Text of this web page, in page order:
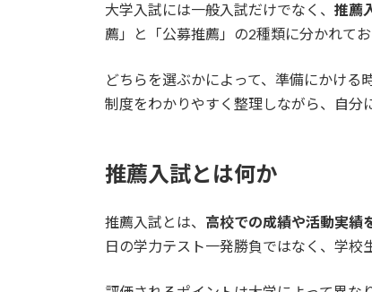
大学入試には一般入試だけでなく、 推薦
薦」と「公募推薦」の2種類に分かれて
どちらを選ぶかによって、準備にかける
制度をわかりやすく整理しながら、自分
推薦入試とは何か
推薦入試とは、 高校での成績や活動実績
日の学力テスト一発勝負ではなく、学校